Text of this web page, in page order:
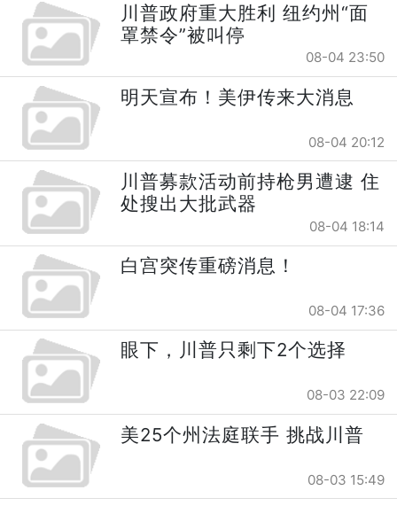
川普政府重大胜利 纽约州“面
罩禁令”被叫停
08-04 23:50
明天宣布！美伊传来大消息
08-04 20:12
川普募款活动前持枪男遭逮 住
处搜出大批武器
08-04 18:14
白宫突传重磅消息！
08-04 17:36
眼下，川普只剩下2个选择
08-03 22:09
美25个州法庭联手 挑战川普
08-03 15:49